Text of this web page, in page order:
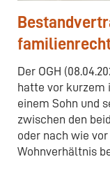
Der OGH
hatte vor kurzem
einem Sohn und
zwischen den
oder nach wie
Wohnverhältnis